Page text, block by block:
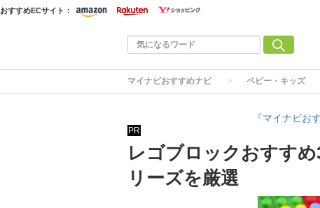
おすすめECサイト：
マイナビおすすめナビ ベビー・キッズ
『マイナビお
PR
レゴブロックおすす
リーズを厳選